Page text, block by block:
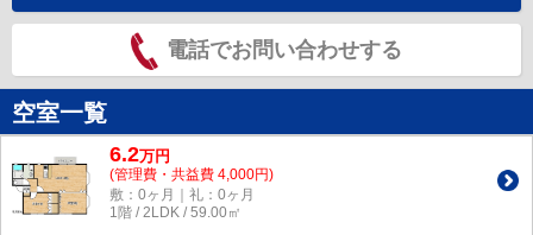
電話でお問い合わせする
空室一覧
6.2万円
(管理費・共益費 4,000円)
敷：0ヶ月｜礼：0ヶ月
1階 / 2LDK / 59.00㎡